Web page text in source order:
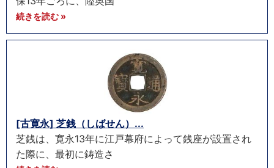
続きを読む »
[古寛永] 芝銭（しばせん）...
芝銭は、寛永13年に江戸幕府によって銭座が設置され
た際に、最初に鋳造さ